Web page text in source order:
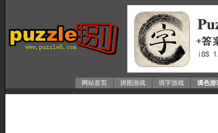
网站首页 拼图游戏 填字游戏 填色游